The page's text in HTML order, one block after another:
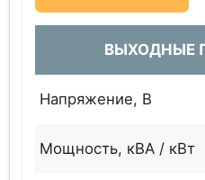
ВЫХОДНЫЕ
Напряжение, В
Мощность, кВА / кВт